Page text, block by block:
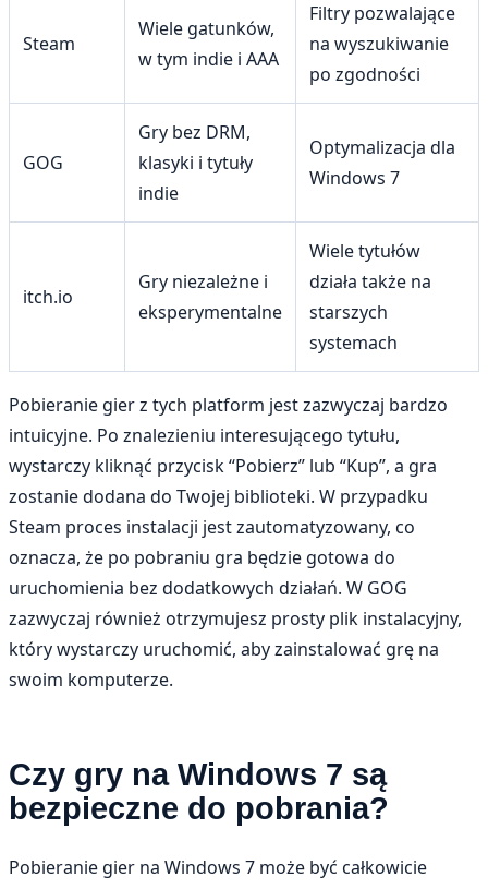
Steam
Wiele gatunków,
w tym indie i AAA
Filtry pozwalające
na wyszukiwanie
po zgodności
GOG
Gry bez DRM,
klasyki i tytuły
indie
Optymalizacja dla
Windows 7
itch.io
Gry niezależne i
eksperymentalne
Wiele tytułów
działa także na
starszych
systemach
Pobieranie gier z tych platform jest zazwyczaj bardzo
intuicyjne. Po znalezieniu interesującego tytułu,
wystarczy kliknąć przycisk “Pobierz” lub “Kup”, a gra
zostanie dodana do Twojej biblioteki. W przypadku
Steam proces instalacji jest zautomatyzowany, co
oznacza, że po pobraniu gra będzie gotowa do
uruchomienia bez dodatkowych działań. W GOG
zazwyczaj również otrzymujesz prosty plik instalacyjny,
który wystarczy uruchomić, aby zainstalować grę na
swoim komputerze.
Czy gry na Windows 7 są
bezpieczne do pobrania?
Pobieranie gier na Windows 7 może być całkowicie